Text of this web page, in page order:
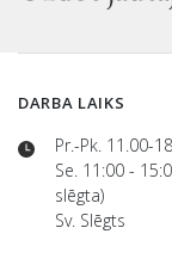
DARBA LAIKS
Pr.-Pk. 11.00-
Se. 11:00 -
slēgta)
Sv. Slēgts